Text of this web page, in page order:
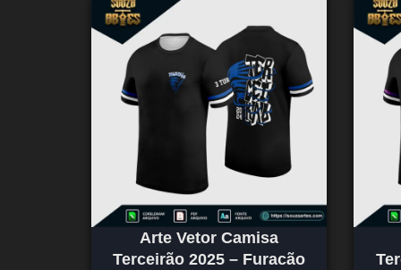
Arte Vetor Camisa
Terceirão 2025 – Furacão